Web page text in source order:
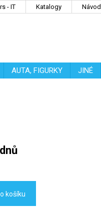
- IT Katalogy
AUTA, FIGURKY JINÉ
košíku